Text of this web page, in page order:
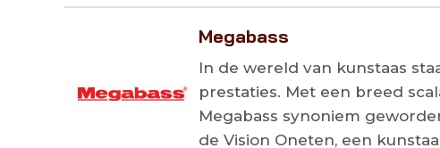
Megabass
In de wereld van kunstaas
prestaties. Met een breed
Megabass synoniem
de Vision Oneten, een